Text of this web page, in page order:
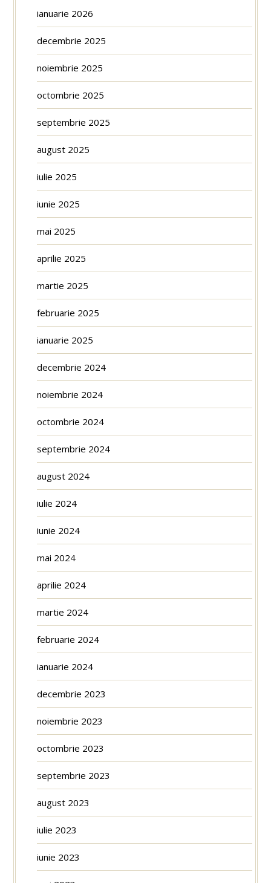
ianuarie 2026
decembrie 2025
noiembrie 2025
octombrie 2025
septembrie 2025
august 2025
iulie 2025
iunie 2025
mai 2025
aprilie 2025
martie 2025
februarie 2025
ianuarie 2025
decembrie 2024
noiembrie 2024
octombrie 2024
septembrie 2024
august 2024
iulie 2024
iunie 2024
mai 2024
aprilie 2024
martie 2024
februarie 2024
ianuarie 2024
decembrie 2023
noiembrie 2023
octombrie 2023
septembrie 2023
august 2023
iulie 2023
iunie 2023